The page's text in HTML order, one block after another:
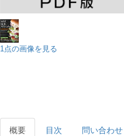
1点の画像を見る
概要 目次 問い合わせ